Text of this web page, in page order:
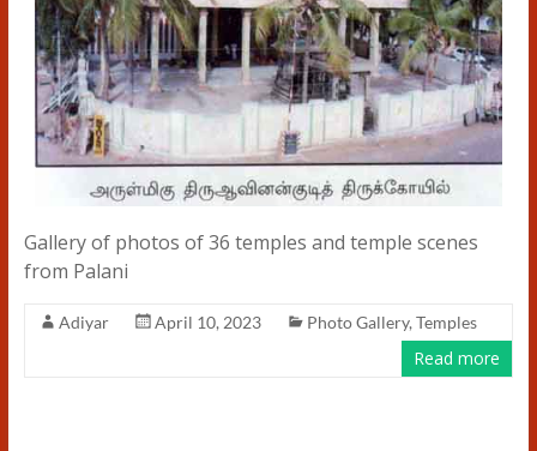
Gallery of photos of 36 temples and temple scenes
from Palani
Adiyar April 10, 2023 Photo Gallery, Temples
Read more